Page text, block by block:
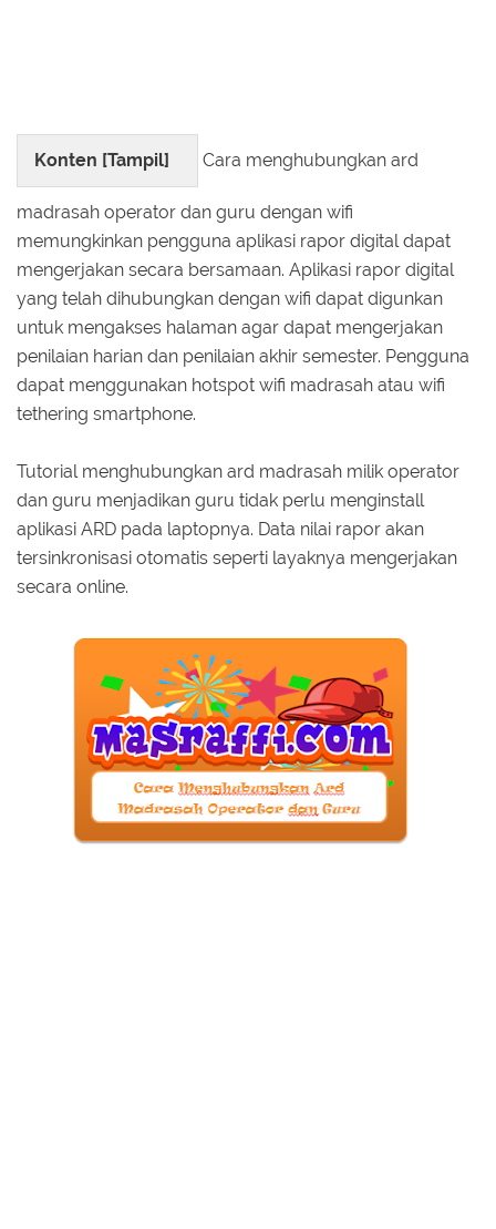
Konten [Tampil] Cara menghubungkan ard
madrasah operator dan guru dengan wifi
memungkinkan pengguna aplikasi rapor digital dapat
mengerjakan secara bersamaan. Aplikasi rapor digital
yang telah dihubungkan dengan wifi dapat digunkan
untuk mengakses halaman agar dapat mengerjakan
penilaian harian dan penilaian akhir semester. Pengguna
dapat menggunakan hotspot wifi madrasah atau wifi
tethering smartphone.
Tutorial menghubungkan ard madrasah milik operator
dan guru menjadikan guru tidak perlu menginstall
aplikasi ARD pada laptopnya. Data nilai rapor akan
tersinkronisasi otomatis seperti layaknya mengerjakan
secara online.